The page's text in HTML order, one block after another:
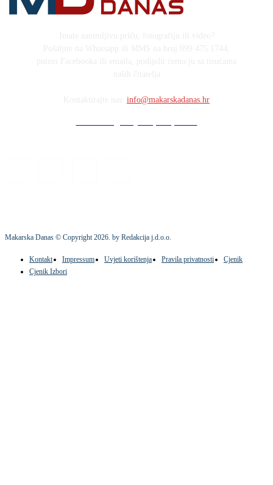
info@makarskadanas.hr
Makarska Danas © Copyright2026. by Redakcija j.d.o.o.
Kontakt Impressum Uvjeti korištenja Pravila privatnosti
Cjenik
Cjenik Izbori